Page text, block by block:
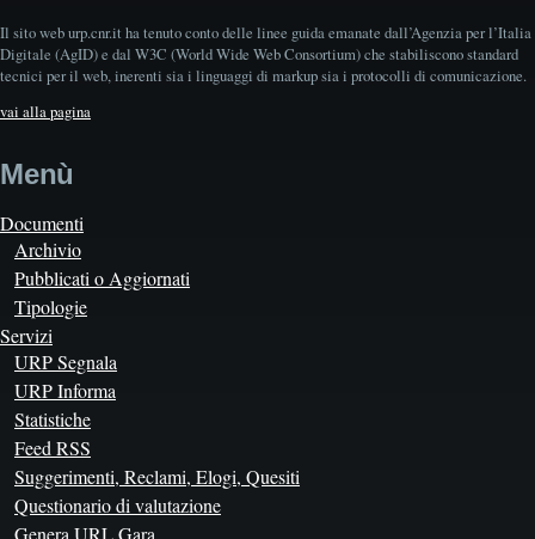
Il sito web urp.cnr.it ha tenuto conto delle linee guida emanate dall’Agenzia per l’Italia
Digitale (AgID) e dal W3C (World Wide Web Consortium) che stabiliscono standard
tecnici per il web, inerenti sia i linguaggi di markup sia i protocolli di comunicazione.
vai alla pagina
Menù
Documenti
Archivio
Pubblicati o Aggiornati
Tipologie
Servizi
URP Segnala
URP Informa
Statistiche
Feed RSS
Suggerimenti, Reclami, Elogi, Quesiti
Questionario di valutazione
Genera URL Gara